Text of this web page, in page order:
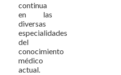
continua
en las
diversas
especialidades
del
conocimiento
médico
actual.